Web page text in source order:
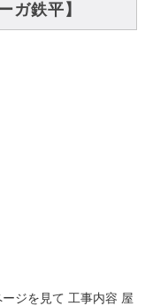
ガ鉄平】
ジを見て 工事内容 屋